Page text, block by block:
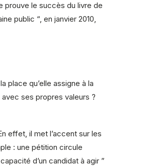
prouve le succès du livre de
public “, en janvier 2010,
place qu’elle assigne à la
avec ses propres valeurs ?
effet, il met l’accent sur les
: une pétition circule
d’un candidat à agir ”